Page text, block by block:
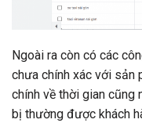
Ngoài ra còn có các
chưa chính xác với sản
chính về thời gian cũng
bị thường được khách